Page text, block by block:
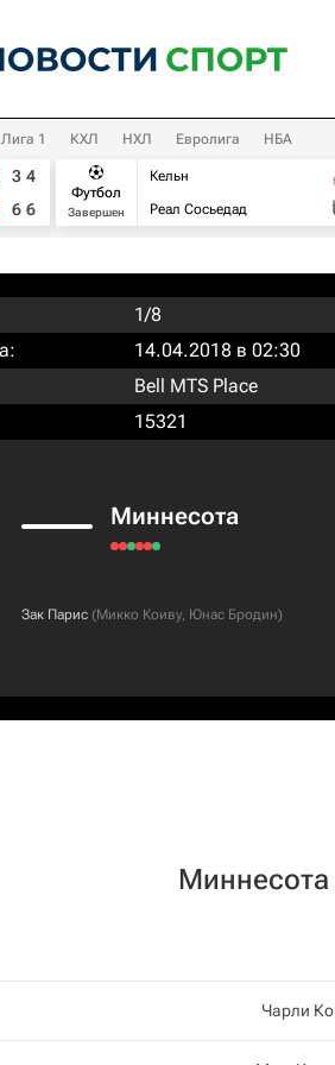
Лига 1 КХЛ НХЛ Евролига НБА
3 4
6 6
Футбол
Завершен
Кельн
Реал Сосьедад
1/8
14.04.2018 в 02:30
Bell MTS Place
15321
Миннесота
Зак Парис (Микко Коиву, Юнас Бродин)
Миннесота
Чарли